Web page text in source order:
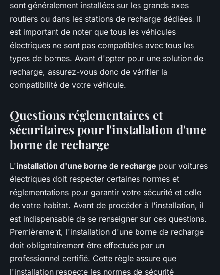
sont généralement installées sur les grands axes
routiers ou dans les stations de recharge dédiées. Il
est important de noter que tous les véhicules
électriques ne sont pas compatibles avec tous les
types de bornes. Avant d'opter pour une solution de
recharge, assurez-vous donc de vérifier la
compatibilité de votre véhicule.
Questions réglementaires et
sécuritaires pour l'installation d'une
borne de recharge
L'installation d'une borne de recharge pour voitures
électriques doit respecter certaines normes et
réglementations pour garantir votre sécurité et celle
de votre habitat. Avant de procéder à l'installation, il
est indispensable de se renseigner sur ces questions.
Premièrement, l'installation d'une borne de recharge
doit obligatoirement être effectuée par un
professionnel certifié. Cette règle assure que
l'installation respecte les normes de sécurité